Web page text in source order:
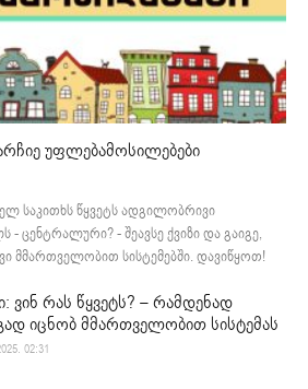
უფლებამოსილებები
საკითხს წყვეტს ადგილობრივი
ცენტრალური? - შეავსე ქვიზი და გაიგე,
მმართველობით სისტემებში. დავიწყოთ!
ვინ რას წყვეტს? – რამდენად
იცნობ მმართველობით სისტემას
02:31